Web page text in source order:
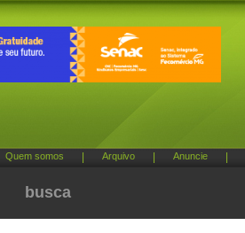
Quem somos Arquivo Anuncie
busca